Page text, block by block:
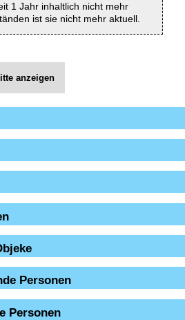
1 Jahr inhaltlich nicht mehr
ist sie nicht mehr aktuell.
anzeigen
Personen
Personen